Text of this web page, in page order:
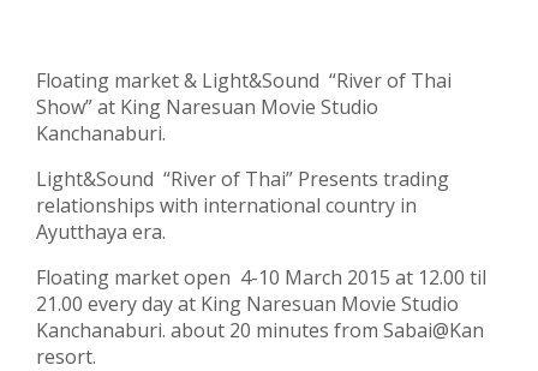
Floating market & Light&Sound “River of Thai
Show” at King Naresuan Movie Studio
Kanchanaburi.
Light&Sound “River of Thai” Presents trading
relationships with international country in
Ayutthaya era.
Floating market open 4-10 March 2015 at 12.00 til
21.00 every day at King Naresuan Movie Studio
Kanchanaburi. about 20 minutes from Sabai@Kan
resort.